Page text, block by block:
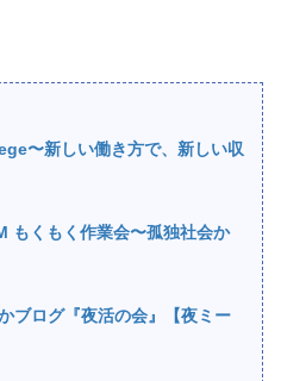
〜新しい働き方で、新しい収
もくもく作業会〜孤独社会か
ブログ『夜活の会』【夜ミー